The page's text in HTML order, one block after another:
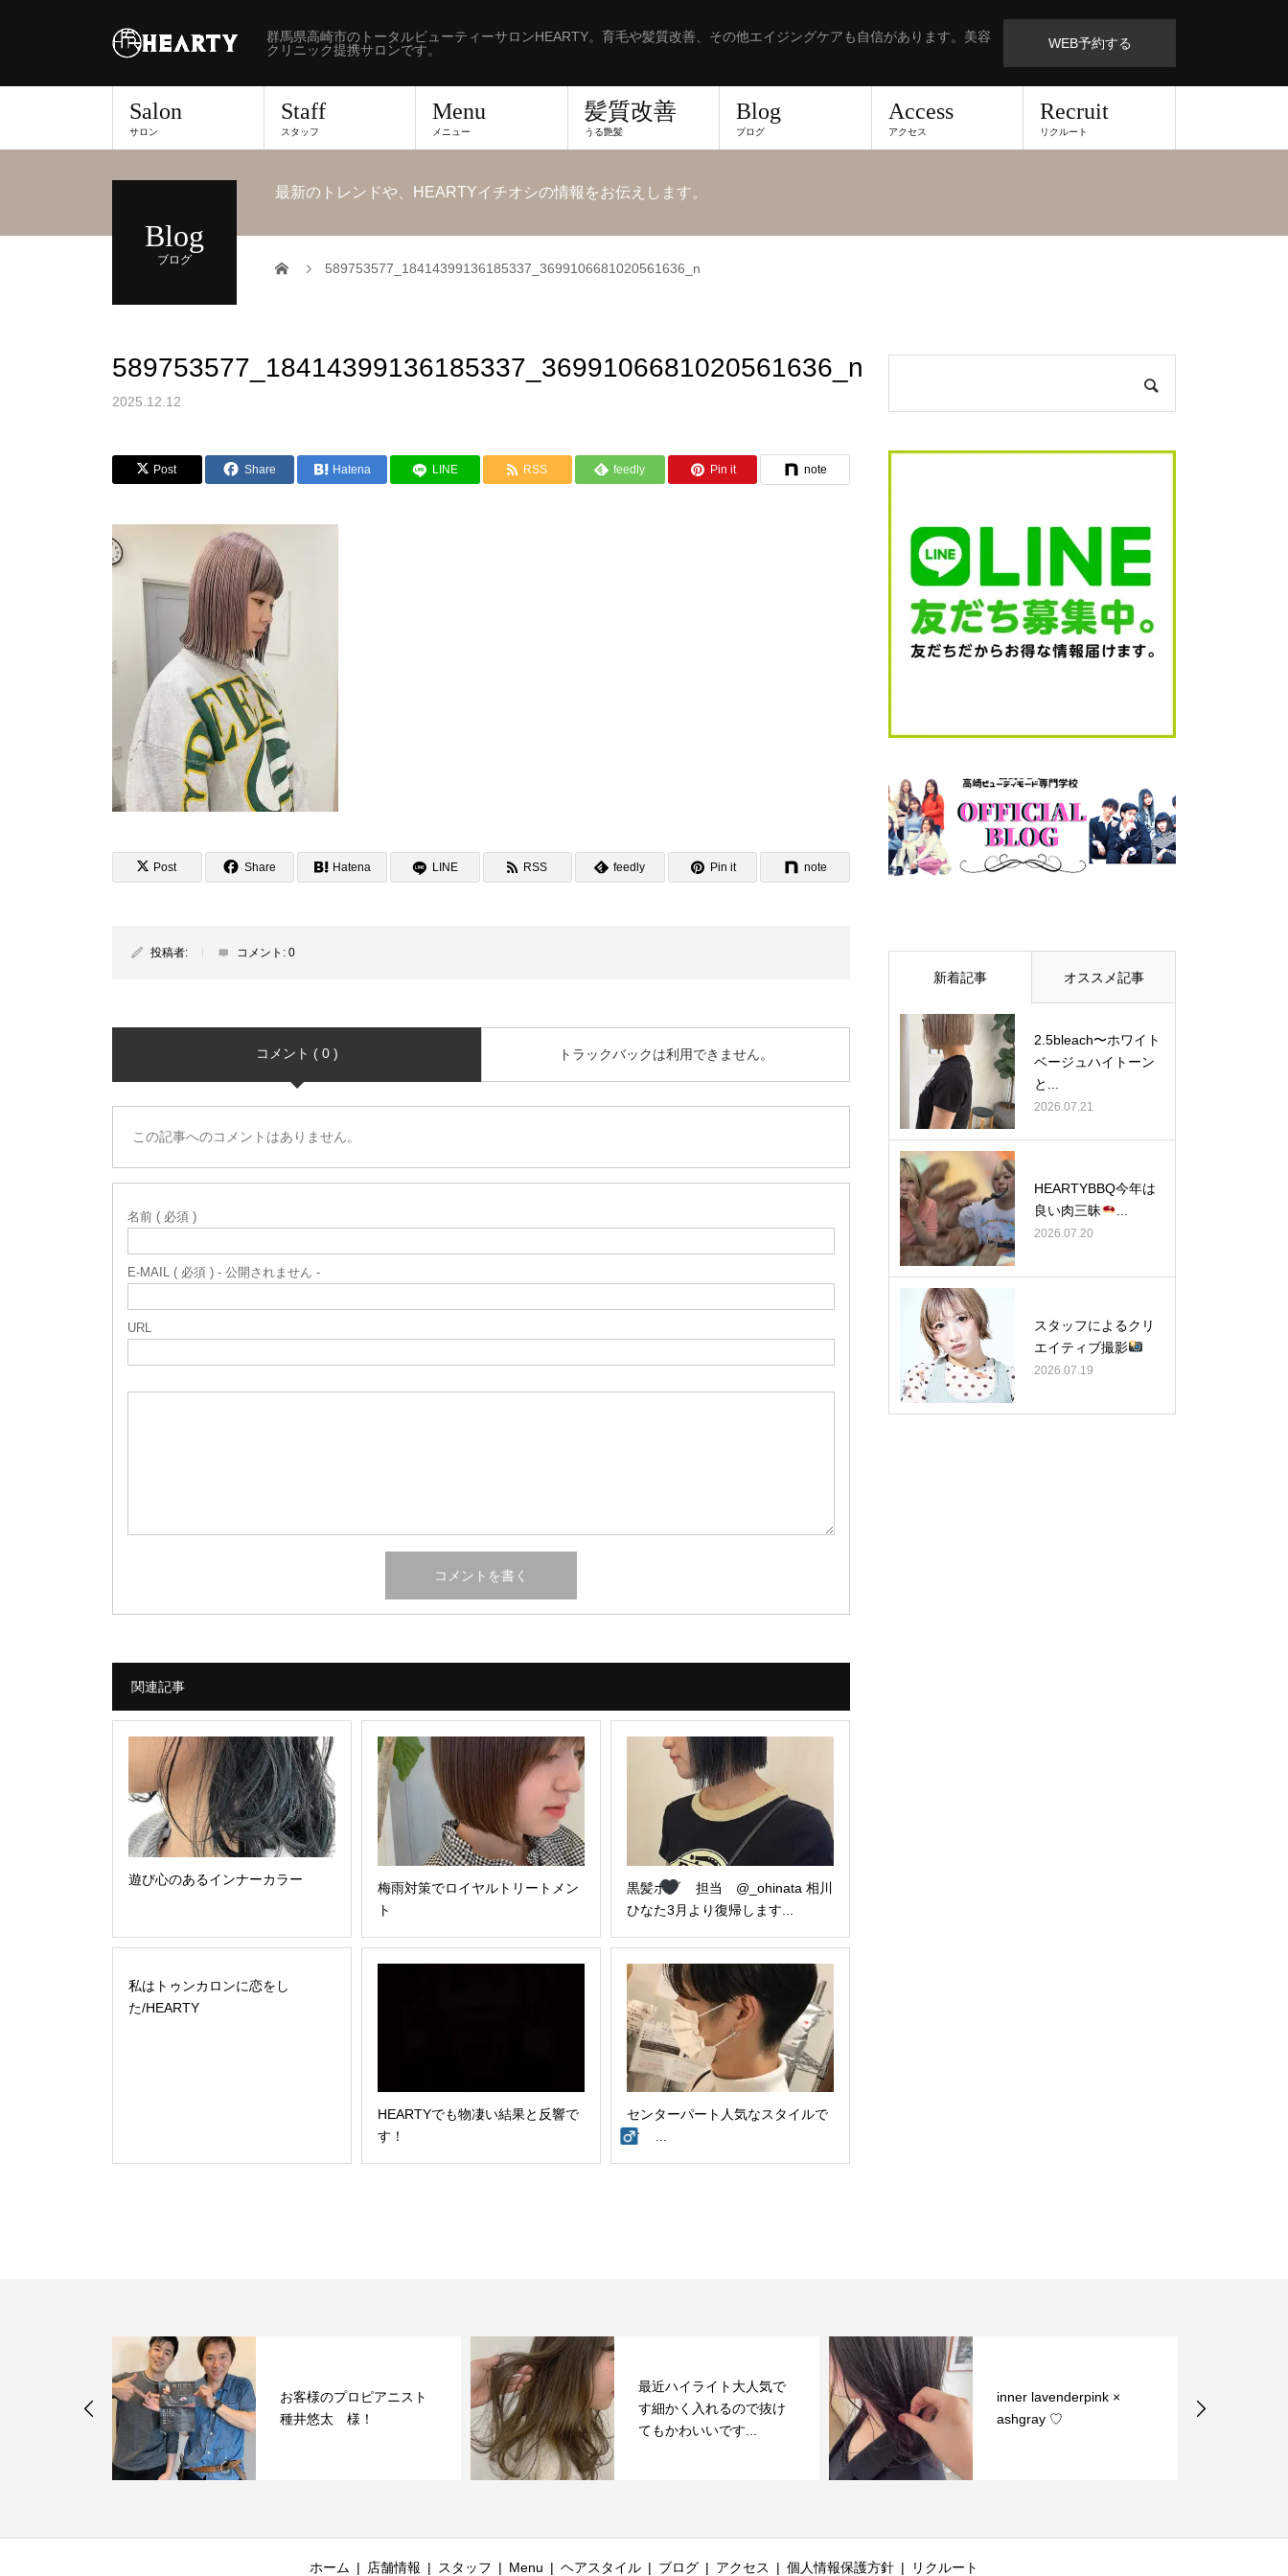
群馬県高崎市のトータルビューティーサロンHEARTY。育毛や髪質改善、その他エイジングケアも自信があります。美容
クリニック提携サロンです。
WEB予約する
Salon
サロン
Staff
スタッフ
Menu
メニュー
髪質改善
うる艶髪
Blog
ブログ
Access
アクセス
Recruit
リクルート
Blog
ブログ
最新のトレンドや、HEARTYイチオシの情報をお伝えします。
589753577_18414399136185337_3699106681020561636_n
589753577_18414399136185337_3699106681020561636_n
2025.12.12
Post Share Hatena LINE RSS feedly Pin it note
Post Share Hatena LINE RSS feedly Pin it note
投稿者: コメント: 0
コメント ( 0 ) トラックバックは利用できません。
この記事へのコメントはありません。
名前 ( 必須 )
E-MAIL ( 必須 ) - 公開されません -
URL
関連記事
遊び心のあるインナーカラー
梅雨対策でロイヤルトリートメン
ト
黒髪ボブ
担当 @_ohinata 相川
ひなた3月より復帰します...
私はトゥンカロンに恋をし
た/HEARTY
HEARTYでも物凄い結果と反響で
す！
センターパート︎人気なスタイルで
す‍
...
新着記事 オススメ記事
2.5bleach〜ホワイト
ベージュ⁡ハイトーン
と...
2026.07.21
HEARTYBBQ今年は
良い肉三昧
2026.07.20
スタッフによるクリ
エイティブ撮影
2026.07.19
お客様のプロピアニスト
種井悠太 様！
最近ハイライト大人気で
す細かく入れるので抜け
てもかわいいです...
inner lavenderpink ×
ashgray ♡
ホーム 店舗情報 スタッフ Menu ヘアスタイル ブログ アクセス 個人情報保護方針 リクルート